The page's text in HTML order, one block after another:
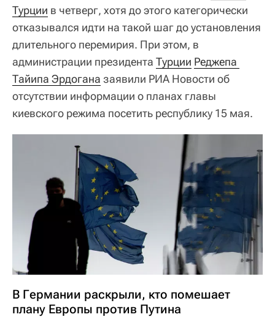
Турции в четверг, хотя до этого категорически
отказывался идти на такой шаг до установления
длительного перемирия. При этом, в
администрации президента Турции Реджепа
Тайипа Эрдогана заявили РИА Новости об
отсутствии информации о планах главы
киевского режима посетить республику 15 мая.
В Германии раскрыли, кто помешает
плану Европы против Путина